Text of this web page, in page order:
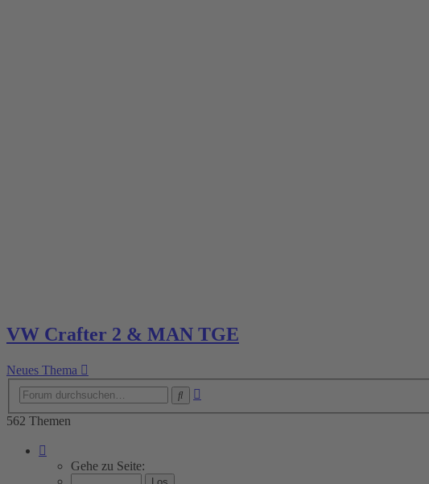
VW Crafter 2 & MAN TGE
Neues Thema
562 Themen
von
Gehe zu Seite: